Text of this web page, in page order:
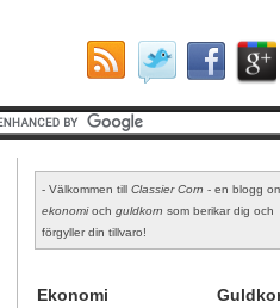
- Välkommen till Classier Corn - en blogg
ekonomioch guldkorn som berikar dig och
förgyller din tillvaro!
Ekonomi